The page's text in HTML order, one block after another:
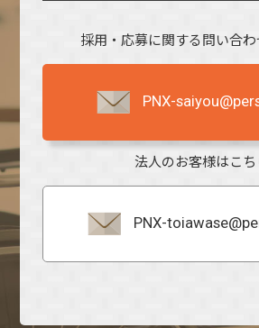
採用・応募に関する問い合
PNX-
法人のお客様はこち
PNX-